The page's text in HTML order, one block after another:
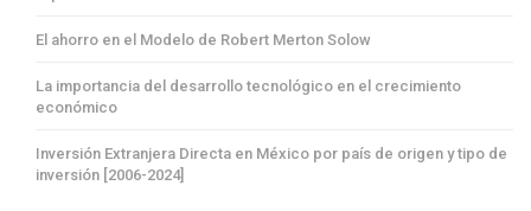
El ahorro en el Modelo de Robert Merton Solow
La importancia del desarrollo tecnológico en el crecimiento
económico
Inversión Extranjera Directa en México por país de origen y tipo de
inversión [2006-2024]